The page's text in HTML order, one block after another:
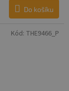
Do košíku
Kód: THE9466_P